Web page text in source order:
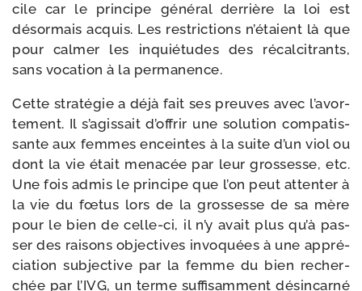
cile car le prin­cipe géné­ral der­rière la loi est
désor­mais acquis. Les res­tric­tions n’étaient là que
pour cal­mer les inquié­tudes des récal­ci­trants,
sans voca­tion à la permanence.
Cette stra­té­gie a déjà fait ses preuves avec l’a­vor­
te­ment. Il s’agissait d’offrir une solu­tion com­pa­tis­
sante aux femmes enceintes à la suite d’un viol ou
dont la vie était mena­cée par leur gros­sesse, etc.
Une fois admis le prin­cipe que l’on peut atten­ter à
la vie du fœtus lors de la gros­sesse de sa mère
pour le bien de celle-​ci, il n’y avait plus qu’à pas­
ser des rai­sons objec­tives invo­quées à une appré­
cia­tion sub­jec­tive par la femme du bien recher­
chée par l’IVG, un terme suf­fi­sam­ment dés­in­car­né